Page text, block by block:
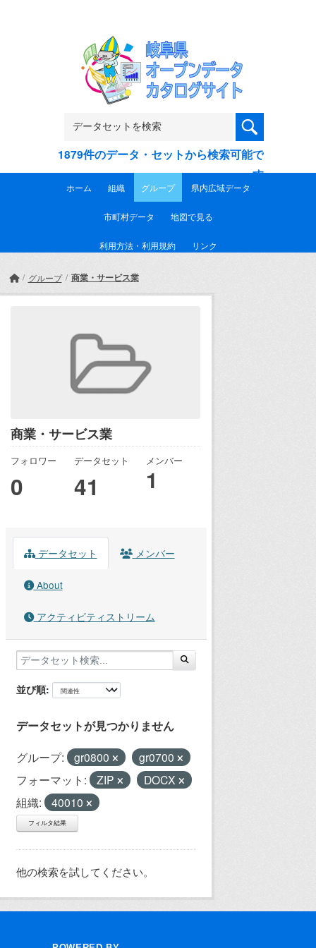
1879件のデータ・セットから検索可能で
す
ホーム 組織 グループ 県内広域データ
市町村データ 地図で見る
利用方法・利用規約 リンク
グループ 商業・サービス業
商業・サービス業
フォロワー
0
データセット
41
メンバー
1
データセット メンバー
About
アクティビティストリーム
並び順
データセットが見つかりません
グループ: gr0800
gr0700
フォーマット:
ZIP
DOCX
組織:
40010
フィルタ結果
他の検索を試してください。